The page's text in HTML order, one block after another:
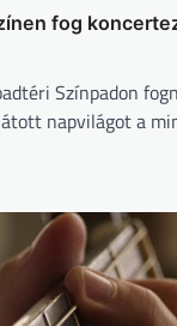
fog
Színpadon
napvilágot a